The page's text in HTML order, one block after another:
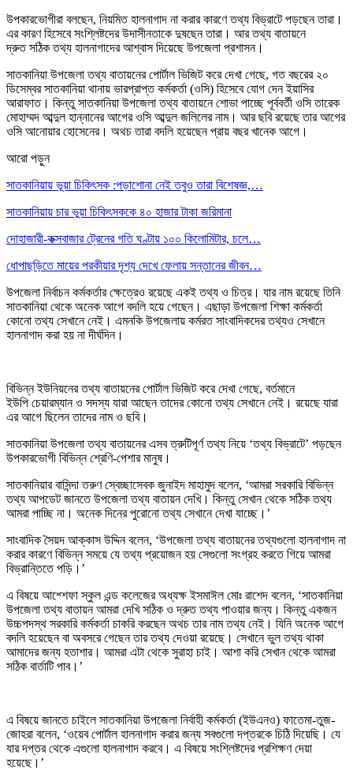
উপকারভোগীরা বলছেন, নিয়মিত হালনাগাদ না করার কারণে তথ্য বিভ্রাটে পড়ছেন তারা।
এর কারণ হিসেবে সংশ্লিষ্টদের উদাসীনতাকে দুষছেন তারা। আর তথ্য বাতায়নে
দ্রুত সঠিক তথ্য হালনাগাদের আশ্বাস দিয়েছে উপজেলা প্রশাসন।
সাতকানিয়া উপজেলা তথ্য বাতায়নের পোর্টাল ভিজিট করে দেখা গেছে, গত বছরের ২০
ডিসেম্বর সাতকানিয়া থানায় ভারপ্রাপ্ত কর্মকর্তা (ওসি) হিসেবে যোগ দেন ইয়াসির
আরাফাত। কিন্তু সাতকানিয়া উপজেলা তথ্য বাতায়নে শোভা পাচ্ছে পূর্ববর্তী ওসি তারেক
মোহাম্মদ আব্দুল হান্নানের আগের ওসি আব্দুল জলিলের নাম। আর ছবি রয়েছে তার আগের
ওসি আনোয়ার হোসেনের। অথচ তারা বদলি হয়েছেন প্রায় বছর খানেক আগে।
আরো পড়ুন
সাতকানিয়ায় ভূয়া চিকিৎসক :পড়াশোনা নেই তবুও তারা বিশেষজ্ঞ,…
সাতকানিয়ায় চার ভুয়া চিকিৎসককে ৪০ হাজার টাকা জরিমানা
দোহাজারী-কক্সবাজার ট্রেনের গতি ঘণ্টায় ১০০ কিলোমিটার, চলে…
ধোপাছড়িতে মায়ের পরকীয়ার দৃশ্য দেখে ফেলায় সন্তানের জীবন…
উপজেলা নির্বাচন কর্মকর্তার ক্ষেত্রেও রয়েছে একই তথ্য ও চিত্র। যার নাম রয়েছে তিনি
সাতকানিয়া থেকে অনেক আগে বদলি হয়ে গেছেন। এছাড়া উপজেলা শিক্ষা কর্মকর্তা
কোনো তথ্য সেখানে নেই। এমনকি উপজেলায় কর্মরত সাংবাদিকদের তথ্যও সেখানে
হালনাগাদ করা হয় না দীর্ঘদিন।
বিভিন্ন ইউনিয়নের তথ্য বাতায়নের পোর্টাল ভিজিট করে দেখা গেছে, বর্তমানে
ইউপি চেয়ারম্যান ও সদস্য যারা আছেন তাদের কোনো তথ্য সেখানে নেই। রয়েছে যারা
এর আগে ছিলেন তাদের নাম ও ছবি।
সাতকানিয়া উপজেলা তথ্য বাতায়নের এসব ত্রুটিপূর্ণ তথ্য নিয়ে ‘তথ্য বিভ্রাটে’ পড়ছেন
উপকারভোগী বিভিন্ন শ্রেণি-পেশার মানুষ।
সাতকানিয়ার বাসিন্দা তরুণ স্বেচ্ছাসেবক জুনাইদ মাহামুদ বলেন, ‘আমরা সরকারি বিভিন্ন
তথ্য আপডেট জানতে উপজেলা তথ্য বাতায়ন দেখি। কিন্তু সেখান থেকে সঠিক তথ্য
আমরা পাচ্ছি না। অনেক দিনের পুরোনো তথ্য সেখানে দেখা যাচ্ছে।’
সাংবাদিক সৈয়দ আক্কাস উদ্দিন বলেন, ‘উপজেলা তথ্য বাতায়নের তথ্যগুলো হালনাগাদ না
করার কারণে বিভিন্ন সময়ে যে তথ্য প্রয়োজন হয় সেগুলো সংগ্রহ করতে গিয়ে আমরা
বিভ্রান্তিতে পড়ি।’
এ বিষয়ে আশ্শেফা স্কুল এন্ড কলেজের অধ্যক্ষ ইসমাঈল মোঃ রাশেদ বলেন, ‘সাতকানিয়া
উপজেলা তথ্য বাতায়ন আমরা দেখি সঠিক ও দ্রুত তথ্য পাওয়ার জন্য। কিন্তু একজন
উচ্চপদস্থ সরকারি কর্মকর্তা চাকরি করছেন অথচ তার নাম তথ্য নেই। যিনি অনেক আগে
বদলি হয়েছেন বা অবসরে গেছেন তার তথ্য দেওয়া রয়েছে। সেখানে ভুল তথ্য থাকা
আমাদের জন্য হতাশার। আমরা এটা থেকে সুরাহা চাই। আশা করি সেখান থেকে আমরা
সঠিক বার্তাটি পাব।’
এ বিষয়ে জানতে চাইলে সাতকানিয়া উপজেলা নির্বাহী কর্মকর্তা (ইউএনও) ফাতেমা-তুজ-
জোহরা বলেন, ‘ওয়েব পোর্টাল হালনাগাদ করার জন্য সবগুলো দপ্তরকে চিঠি দিয়েছি। যে
যার দপ্তর থেকে এগুলো হালনাগাদ করবে। এ বিষয়ে সংশ্লিষ্টদের প্রশিক্ষণ দেয়া
হয়েছে।’